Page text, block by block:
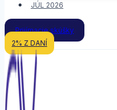
JÚL 2026
Prijímacie skúšky
2% Z DANÍ